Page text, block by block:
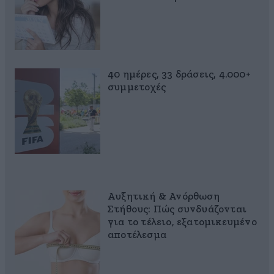
40 ημέρες, 33 δράσεις, 4.000+
συμμετοχές
Αυξητική & Ανόρθωση
Στήθους: Πώς συνδυάζονται
για το τέλειο, εξατομικευμένο
αποτέλεσμα